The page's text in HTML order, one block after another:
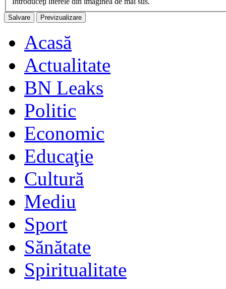
Acasă
Actualitate
BN Leaks
Politic
Economic
Educaţie
Cultură
Mediu
Sport
Sănătate
Spiritualitate